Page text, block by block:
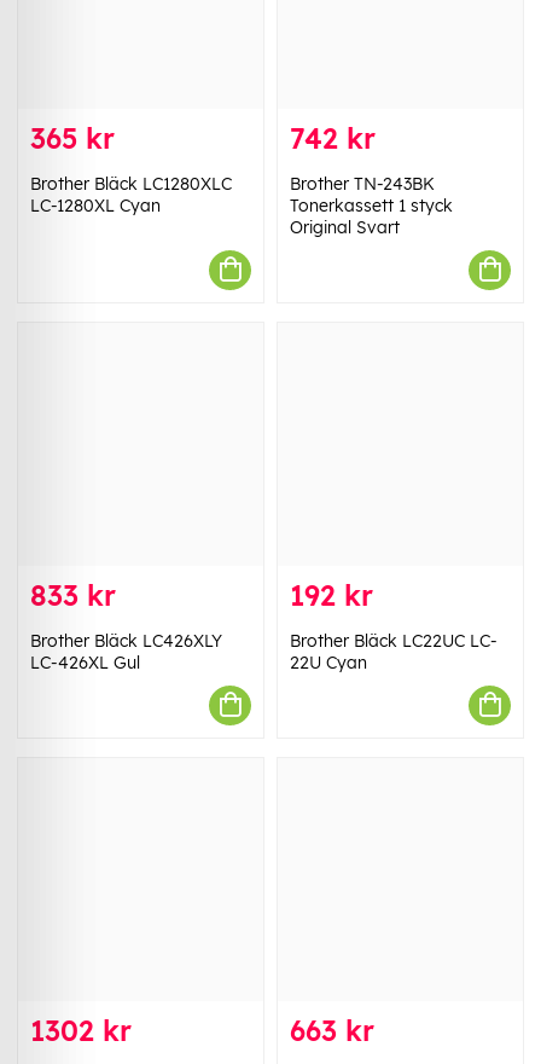
365 kr
Brother Bläck LC1280XLC
LC-1280XL Cyan
742 kr
Brother TN-243BK
Tonerkassett 1 styck
Original Svart
833 kr
Brother Bläck LC426XLY
LC-426XL Gul
192 kr
Brother Bläck LC22UC LC-
22U Cyan
1302 kr 663 kr